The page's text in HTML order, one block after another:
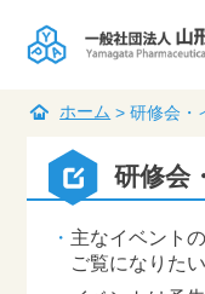
ホーム >研修会・
研修会
主なイベント
ご覧になりた